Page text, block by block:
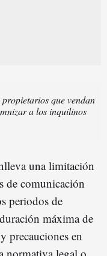
que vendan
a los inquilinos
una limitación
de comunicación
periodos de
máxima de
precauciones en